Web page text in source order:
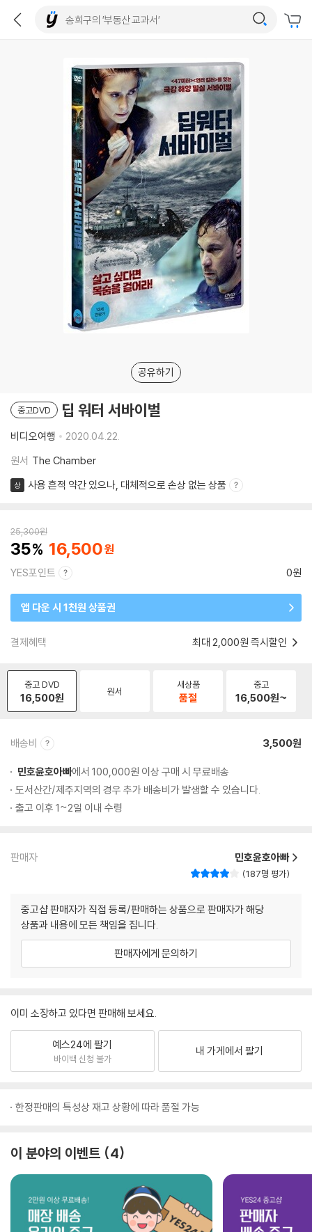
공유하기
중고DVD 딥 워터 서바이벌
비디오여행
2020.04.22.
원서 The Chamber
상 사용 흔적 약간 있으나, 대체적으로 손상 없는 상품
25,300원
35 16,500
YES포인트 0원
앱 다운 시 1천원 상품권
결제혜택 최대 2,000원 즉시할인
중고 DVD
16,500원 원서
새상품
품절
중고
16,500원~
배송비 3,500원
민호윤호아빠에서 100,000원 이상 구매 시 무료배송
도서산간/제주지역의 경우 추가 배송비가 발생할 수 있습니다.
출고 이후 1~2일 이내 수령
판매자 민호윤호아빠
187명 평가
중고샵 판매자가 직접 등록/판매하는 상품으로 판매자가 해당
상품과 내용에 모든 책임을 집니다.
판매자에게 문의하기
이미 소장하고 있다면 판매해 보세요.
예스24에 팔기
바이백 신청 불가
내 가게에서 팔기
한정판매의 특성상 재고 상황에 따라 품절 가능
이 분야의 이벤트 4